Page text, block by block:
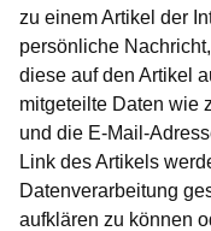
zu einem Artikel der
persönliche
diese auf den Artikel
mitgeteilte Daten wie
und die E-Mail-
Link des Artikels
Datenverarbeitung
aufklären zu können